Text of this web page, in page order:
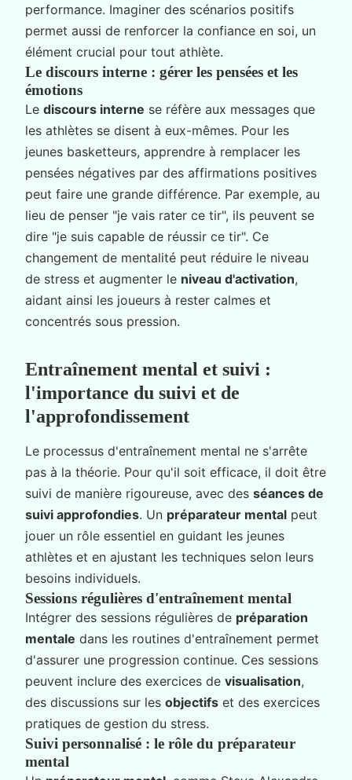
performance. Imaginer des scénarios positifs
permet aussi de renforcer la confiance en soi, un
élément crucial pour tout athlète.
Le discours interne : gérer les pensées et les
émotions
Le discours interne se réfère aux messages que
les athlètes se disent à eux-mêmes. Pour les
jeunes basketteurs, apprendre à remplacer les
pensées négatives par des affirmations positives
peut faire une grande différence. Par exemple, au
lieu de penser "je vais rater ce tir", ils peuvent se
dire "je suis capable de réussir ce tir". Ce
changement de mentalité peut réduire le niveau
de stress et augmenter le niveau d'activation,
aidant ainsi les joueurs à rester calmes et
concentrés sous pression.
Entraînement mental et suivi :
l'importance du suivi et de
l'approfondissement
Le processus d'entraînement mental ne s'arrête
pas à la théorie. Pour qu'il soit efficace, il doit être
suivi de manière rigoureuse, avec des séances de
suivi approfondies. Un préparateur mental peut
jouer un rôle essentiel en guidant les jeunes
athlètes et en ajustant les techniques selon leurs
besoins individuels.
Sessions régulières d'entraînement mental
Intégrer des sessions régulières de préparation
mentale dans les routines d'entraînement permet
d'assurer une progression continue. Ces sessions
peuvent inclure des exercices de visualisation,
des discussions sur les objectifs et des exercices
pratiques de gestion du stress.
Suivi personnalisé : le rôle du préparateur
mental